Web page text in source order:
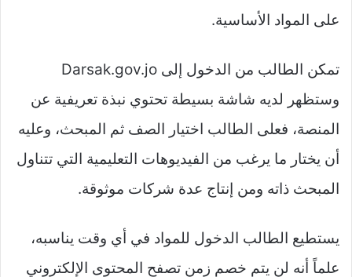
على المواد الأساسية.
تمكن الطالب من الدخول إلى Darsak.gov.jo
وستظهر لديه شاشة بسيطة تحتوي نبذة تعريفية عن
المنصة، فعلى الطالب اختيار الصف ثم المبحث، وعليه
أن يختار ما يرغب من الفيديوهات التعليمية التي تتناول
المبحث ذاته ومن إنتاج عدة شركات موثوقة.
يستطيع الطالب الدخول للمواد في أي وقت يناسبه،
علماً أنه لن يتم خصم زمن تصفح المحتوى الإلكتروني